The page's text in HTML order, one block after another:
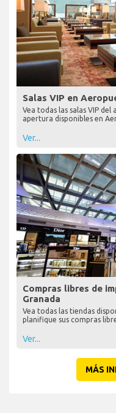
Salas VIP en
Vea todas las salas VIP
apertura disponibles en
Ver...
Compras libres de
Granada
Vea todas las tiendas
planifique sus compras
Ver...
MÁS